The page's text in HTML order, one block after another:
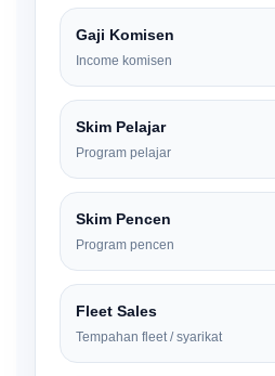
Gaji Komisen
Income komisen
Skim Pelajar
Program pelajar
Skim Pencen
Program pencen
Fleet Sales
Tempahan fleet / syarikat